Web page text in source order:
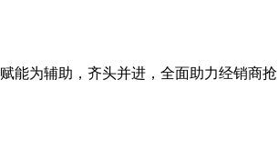
能为辅助，齐头并进，全面助力经销商抢